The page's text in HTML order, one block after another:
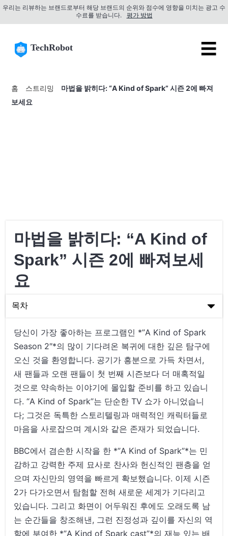
우리는 리뷰하는 브랜드로부터 해당 브랜드의 순위와 점수에 영향을 미치는 광고 수
수료를 받습니다.
평가 방법
TechRobot ☰
홈 스트리밍
마법을 밝히다: “A Kind of Spark” 시즌 2에 빠져
보세요
마법을 밝히다: “A Kind of
Spark” 시즌 2에 빠져보세
요
목차
마법을 밝히다: “A Kind of Spark” 시즌 2에 빠져보세요
무대 뒤에서: “A Kind of Spark”의 마법 제작자들
“A Kind of Spark” 탐구: 이야기의 핵심과 영혼
문화적 영향: 대중의 시선 속에서 “A Kind of Spark”
“A Kind of Spark” 시즌 2: 기대할 점
시청 경험 향상: VPN이 어떻게 게임 체인저가 될 수 있는가
FAQs: “A Kind of Spark”에 대해 알아야 할 모든 것
당신이 가장 좋아하는 프로그램인 *”A Kind of Spark
Season 2″*의 많이 기다려온 복귀에 대한 깊은 탐구에
오신 것을 환영합니다. 공기가 흥분으로 가득 차면서,
새 팬들과 오랜 팬들이 첫 번째 시즌보다 더 매혹적일
것으로 약속하는 이야기에 몰입할 준비를 하고 있습니
다. “A Kind of Spark”는 단순한 TV 쇼가 아니었습니
다; 그것은 독특한 스토리텔링과 매력적인 캐릭터들로
마음을 사로잡으며 계시와 같은 존재가 되었습니다.
BBC에서 겸손한 시작을 한 *”A Kind of Spark”*는 민
감하고 강력한 주제 묘사로 찬사와 헌신적인 팬층을 얻
으며 자신만의 영역을 빠르게 확보했습니다. 이제 시즌
2가 다가오면서 탐험할 전혀 새로운 세계가 기다리고
있습니다. 그리고 화면이 어두워진 후에도 오래도록 남
는 순간들을 창조해낸, 그런 진정성과 깊이를 자신의 역
할에 부여한 *”A Kind of Spark cast”*의 재능 있는 배